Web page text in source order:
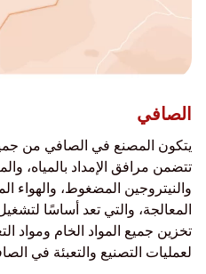
الصافي
يتكون المصنع في الصافي من
تتضمن مرافق الإمداد بالمياه،
والنيتروجين المضغوط، والهواء
المعالجة، والتي تعد أساسًا
تخزين جميع المواد الخام ومواد
لعمليات التصنيع والتعبئة في